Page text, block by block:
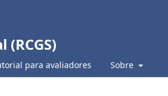
para avaliadores Sobre